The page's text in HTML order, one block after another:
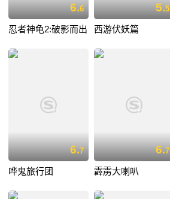
6.6
忍者神龟2:破影而出
5.5
西游伏妖篇
6.7
哗鬼旅行团
6.7
霹雳大喇叭